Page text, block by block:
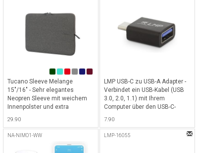
Tucano Sleeve Melange
15"/16" - Sehr elegantes
Neopren Sleeve mit weichem
Innenpolster und extra
15.6" - Dunkelgrau
29.90
LMP USB-C zu USB-A Adapter -
Verbindet ein USB-Kabel (USB
3.0, 2.0, 1.1) mit Ihrem
Computer über den USB-C-
7.90
NA-NIMO1-WW LMP-16055